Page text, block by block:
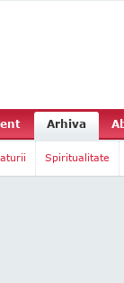
Arhiva
Spiritualitate